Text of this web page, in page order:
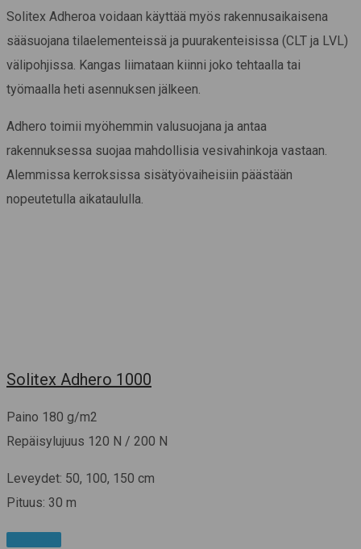
Solitex Adheroa voidaan käyttää myös rakennusaikaisena
sääsuojana tilaelementeissä ja puurakenteisissa (CLT ja LVL)
välipohjissa. Kangas liimataan kiinni joko tehtaalla tai
työmaalla heti asennuksen jälkeen.
Adhero toimii myöhemmin valusuojana ja antaa
rakennuksessa suojaa mahdollisia vesivahinkoja vastaan.
Alemmissa kerroksissa sisätyövaiheisiin päästään
nopeutetulla aikataululla.
Solitex Adhero 1000
Paino 180 g/m2
Repäisylujuus 120 N / 200 N
Leveydet: 50, 100, 150 cm
Pituus: 30 m